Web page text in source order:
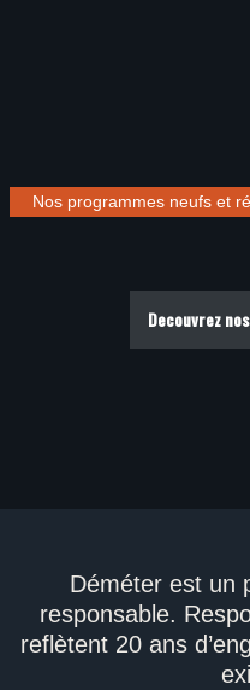
Nos programmes neufs et
Decouvrez
Déméter est un
responsable.
reflètent 20 ans